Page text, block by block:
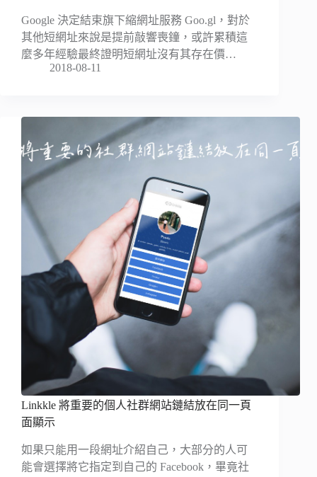
Google 決定結束旗下縮網址服務 Goo.gl，對於
其他短網址來說是提前敲響喪鐘，或許累積這
麼多年經驗最終證明短網址沒有其存在價…
2018-08-11
Linkkle 將重要的個人社群網站鏈結放在同一頁
面顯示
如果只能用一段網址介紹自己，大部分的人可
能會選擇將它指定到自己的 Facebook，畢竟社